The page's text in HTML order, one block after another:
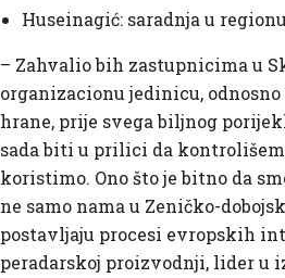
Huseinagić: saradnja u regionu
– Zahvalio bih zastupnicima u
organizacionu jedinicu,
hrane, prije svega biljnog
sada biti u prilici da
koristimo. Ono što je bitno da
ne samo nama u Zeničko-
postavljaju procesi evropskih
peradarskoj proizvodnji, lider u